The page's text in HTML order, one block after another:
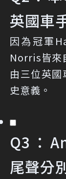
英國車
因為冠軍
Norris皆來
由三位英
史意義。
Q3：
尾聲分